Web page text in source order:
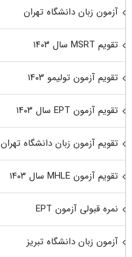
آزمون زبان دانشگاه تهران
تقویم MSRT سال ۱۴۰۳
تقویم آزمون تولیمو ۱۴۰۳
تقویم آزمون EPT سال ۱۴۰۳
تقویم آزمون زبان دانشگاه تهران ۱۴۰۳
تقویم آزمون MHLE سال ۱۴۰۳
نمره قبولی آزمون EPT
آزمون زبان دانشگاه تبریز